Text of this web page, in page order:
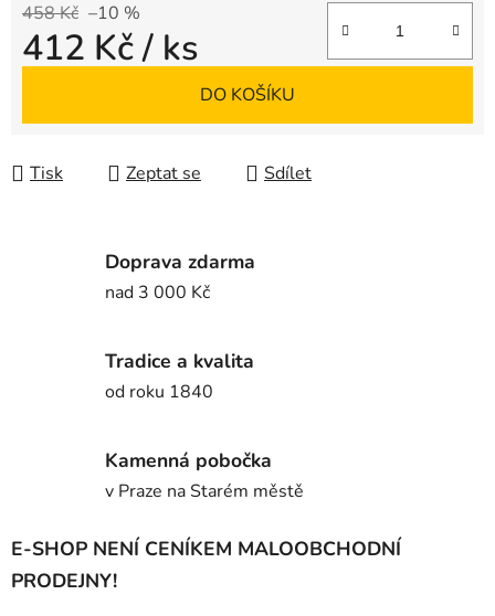
458 Kč –10 %
412 Kč/ ks
DO KOŠÍKU
Tisk Zeptat se Sdílet
Doprava zdarma
nad 3 000 Kč
Tradice a kvalita
od roku 1840
Kamenná pobočka
v Praze na Starém městě
E-SHOP NENÍ CENÍKEM MALOOBCHODNÍ
PRODEJNY!